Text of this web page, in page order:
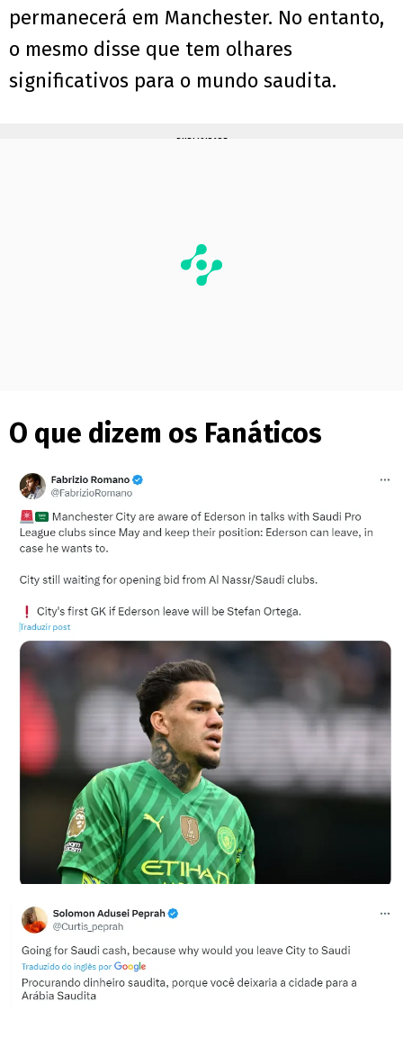
permanecerá em Manchester. No entanto,
o mesmo disse que tem olhares
significativos para o mundo saudita.
PUBLICIDADE
O que dizem os Fanáticos